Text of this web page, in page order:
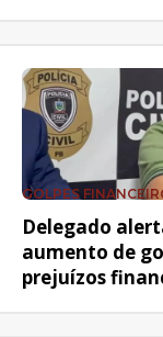
GOLPES
Delegado
aumento de
prejuízos